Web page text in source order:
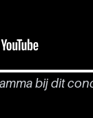
bij dit